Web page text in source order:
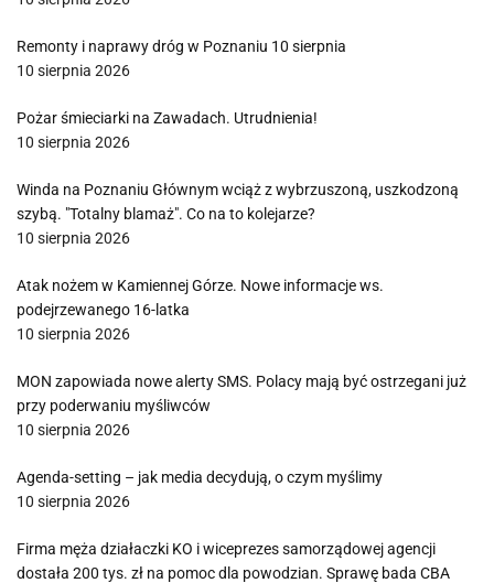
Remonty i naprawy dróg w Poznaniu 10 sierpnia
10 sierpnia 2026
Pożar śmieciarki na Zawadach. Utrudnienia!
10 sierpnia 2026
Winda na Poznaniu Głównym wciąż z wybrzuszoną, uszkodzoną
szybą. "Totalny blamaż". Co na to kolejarze?
10 sierpnia 2026
Atak nożem w Kamiennej Górze. Nowe informacje ws.
podejrzewanego 16-latka
10 sierpnia 2026
MON zapowiada nowe alerty SMS. Polacy mają być ostrzegani już
przy poderwaniu myśliwców
10 sierpnia 2026
Agenda-setting – jak media decydują, o czym myślimy
10 sierpnia 2026
Firma męża działaczki KO i wiceprezes samorządowej agencji
dostała 200 tys. zł na pomoc dla powodzian. Sprawę bada CBA